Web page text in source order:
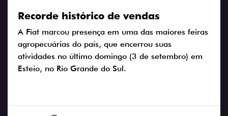
Recorde histórico de vendas
A Fiat marcou presença em uma das maiores feiras
agropecuárias do país, que encerrou suas
atividades no último domingo (3 de setembro) em
Esteio, no Rio Grande do Sul.